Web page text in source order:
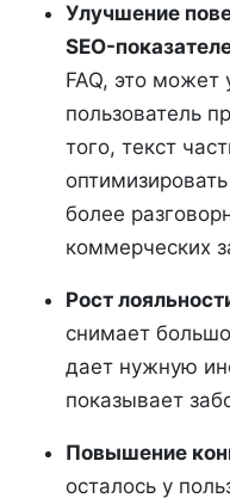
Улучшение
SEO-
FAQ, это может
пользователь
того, текст
более
коммерческих
Рост
снимает
дает нужную
показывает
Повышение
осталось у